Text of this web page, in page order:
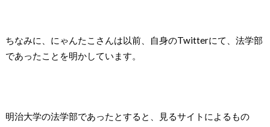
ちなみに、にゃんたこさんは以前、自身のTwitterにて、法学部
であったことを明かしています。
明治大学の法学部であったとすると、見るサイトによるもの